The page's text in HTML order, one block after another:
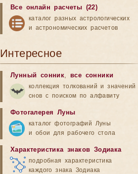
Все онлайн расчеты (22)
каталог разных астрологических
и астрономических расчетов
Интересное
Лунный сонник, все сонники
коллекция толкований и значений
снов с поиском по алфавиту
Фотогалерея Луны
каталог фотографий Луны
и обои для рабочего стола
Характеристика знаков Зодиака
подробная характеристика
каждого знака Зодиака